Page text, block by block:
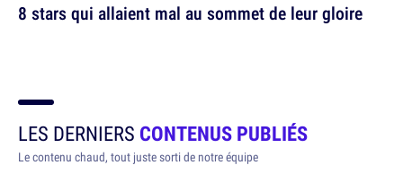
8 stars qui allaient mal au sommet de leur gloire
LES DERNIERS CONTENUS PUBLIÉS
Le contenu chaud, tout juste sorti de notre équipe